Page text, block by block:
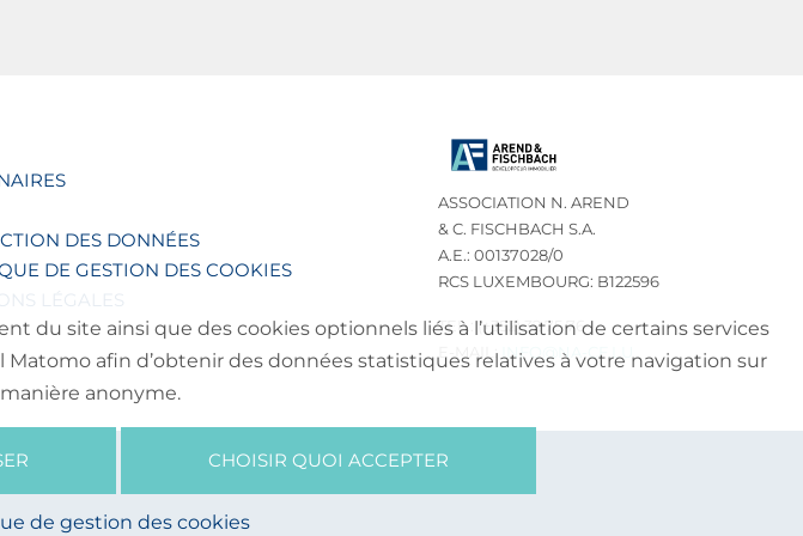
DES DONNÉES
DE GESTION DES COOKIES
LÉGALES
ASSOCIATION N. AREND
& C. FISCHBACH S.A.
A.E.: 00137028/0
RCS LUXEMBOURG: B122596
TEL.: (+352) 32 75 76
E-MAIL:
INFO@NA-CF.LU
du site ainsi que des cookies optionnels liés à l’utilisation de certains services
afin d’obtenir des données statistiques relatives à votre navigation sur
anonyme.
CHOISIR QUOI ACCEPTER
de gestion des cookies